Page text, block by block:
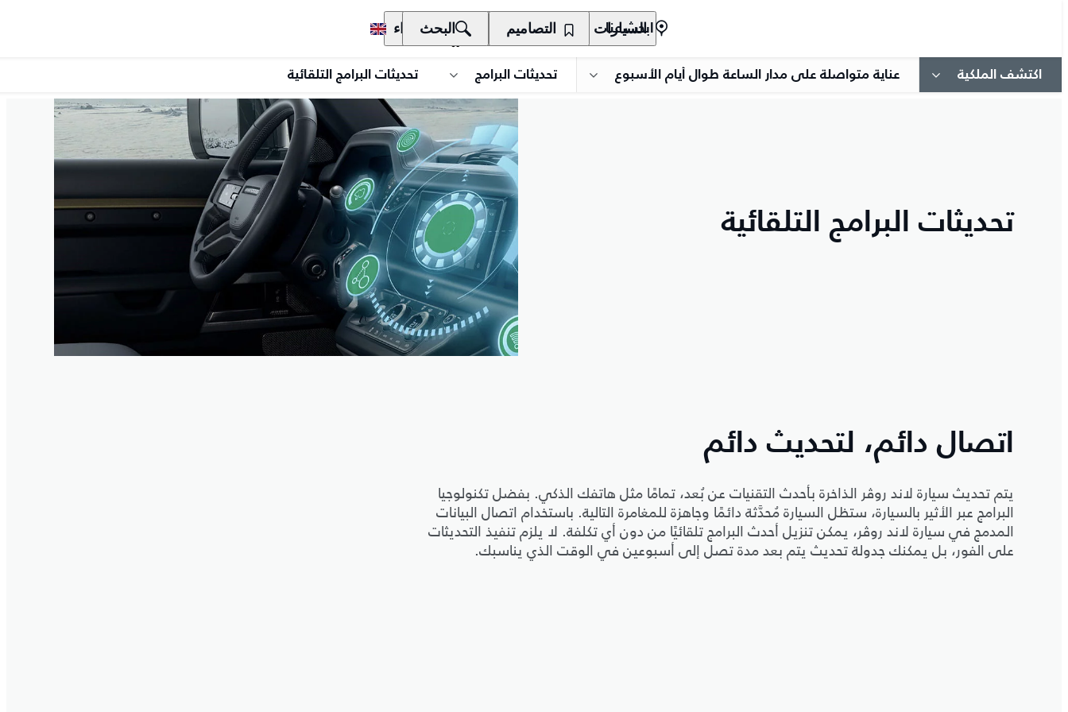
السيارات المالكون الاكتشاف الشراء ابحث عنا التصاميم البحث
اكتشف الملكية عناية متواصلة على مدار الساعة طوال أيام الأسبوع تحديثات البرامج تحديثات البرامج التلقائية
تحديثات البرامج التلقائية
اتصال دائم، لتحديث دائم
يتم تحديث سيارة لاند روڤر الذاخرة بأحدث التقنيات عن بُعد، تمامًا مثل هاتفك الذكي. بفضل تكنولوجيا
البرامج عبر الأثير بالسيارة، ستظل السيارة مُحدَّثة دائمًا وجاهزة للمغامرة التالية. باستخدام اتصال البيانات
المدمج في سيارة لاند روڤر، يمكن تنزيل أحدث البرامج تلقائيًا من دون أي تكلفة. لا يلزم تنفيذ التحديثات
على الفور، بل يمكنك جدولة تحديث يتم بعد مدة تصل إلى أسبوعين في الوقت الذي يناسبك.